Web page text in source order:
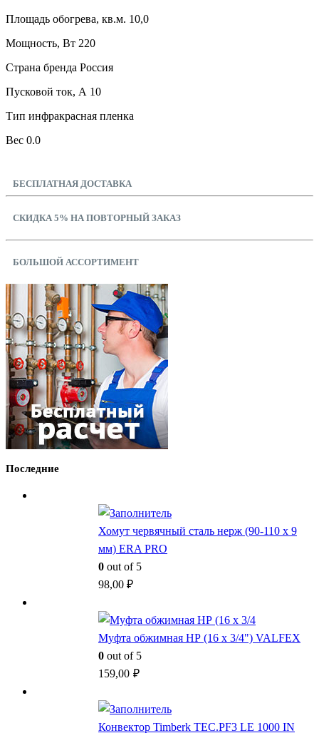
Площадь обогрева, кв.м. 10,0
Мощность, Вт 220
Страна бренда Россия
Пусковой ток, А 10
Тип инфракрасная пленка
Вес 0.0
БЕСПЛАТНАЯ ДОСТАВКА
СКИДКА 5% НА ПОВТОРНЫЙ ЗАКАЗ
БОЛЬШОЙ АССОРТИМЕНТ
Последние
Хомут червячный сталь нерж (90-110 x 9
мм) ERA PRO
0 out of 5
98,00₽
Муфта обжимная НР (16 x 3/4") VALFEX
0 out of 5
159,00 ₽
Конвектор Timberk TEC.PF3 LE 1000 IN